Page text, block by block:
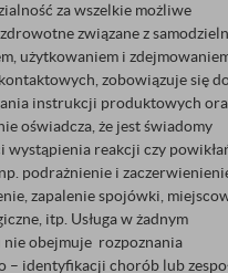
za wszelkie możliwe
związane z
użytkowaniem i
zobowiązuje się
instrukcji produktowych
oświadcza, że jest świadomy
wystąpienia reakcji czy
podrażnienie i
zapalenie spojówki,
itp. Usługa w żadnym
nie obejmuje rozpoznania
– identyfikacji chorób lub